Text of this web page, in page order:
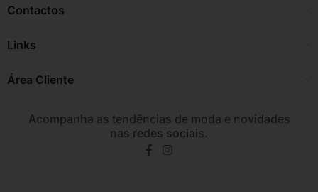
Contactos
Links
Área Cliente
Acompanha as tendências de moda e novidades
nas redes sociais.